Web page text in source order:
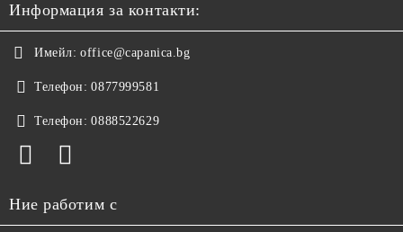
Информация за контакти:
Имейл: office@capanica.bg
Телефон: 0877999581
Телефон: 0888522629
Ние работим с